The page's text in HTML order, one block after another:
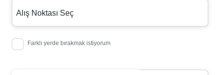
Alış Noktası Seç
Farklı yerde bırakmak istiyorum